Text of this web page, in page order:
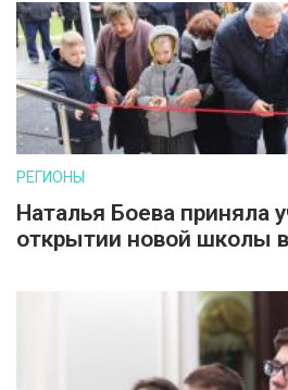
РЕГИОНЫ
Наталья Боева приняла
открытии новой школы